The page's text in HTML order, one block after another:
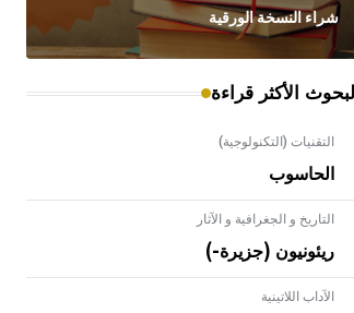
شراء النسخة الورقية
البحوث الأكثر قراءة
التقنيات (التكنولوجية)
الحاسوب
التاريخ و الجغرافية و الآثار
ريئونيون (جزيرة-)
الآداب اللاتينية